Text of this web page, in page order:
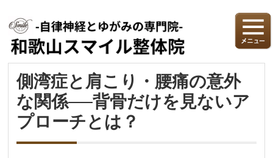
側湾症と肩こり・腰痛の意外
な関係──背骨だけを見ないア
プローチとは？